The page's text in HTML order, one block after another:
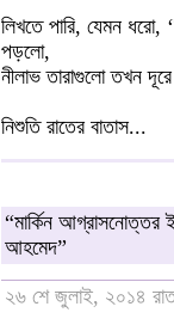
লিখতে পারি, যেমন ধরো,
পড়লো,
নীলাভ তারাগুলো তখন
নিশুতি রাতের বাতাস...
“মার্কিন
আহমেদ”
২৬ শে জুলাই, ২০১৪